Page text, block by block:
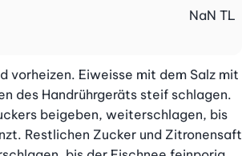
NaN TL
vorheizen. Eiweisse mit dem Salz mit
des Handrührgeräts steif schlagen.
beigeben, weiterschlagen, bis
Restlichen Zucker und Zitronensaft